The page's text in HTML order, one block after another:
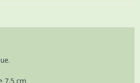
7,5 cm.